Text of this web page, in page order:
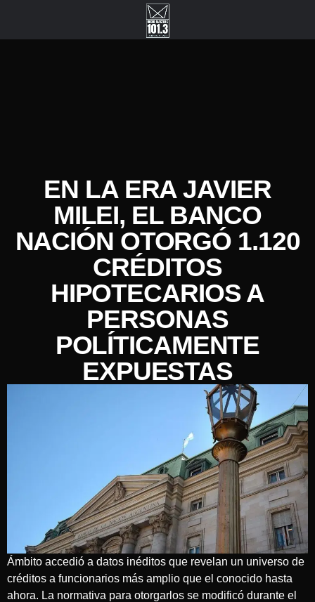
EN LA ERA JAVIER
MILEI, EL BANCO
NACIÓN OTORGÓ 1.120
CRÉDITOS
HIPOTECARIOS A
PERSONAS
POLÍTICAMENTE
EXPUESTAS
Ámbito accedió a datos inéditos que revelan un universo de
créditos a funcionarios más amplio que el conocido hasta
ahora. La normativa para otorgarlos se modificó durante el